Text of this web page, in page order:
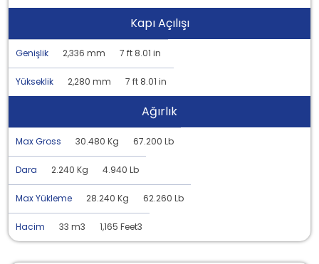
Kapı Açılışı
Genişlik 2,336 mm 7 ft 8.01 in
Yükseklik 2,280 mm 7 ft 8.01 in
Ağırlık
Max Gross 30.480 Kg 67.200 Lb
Dara 2.240 Kg 4.940 Lb
Max Yükleme 28.240 Kg 62.260 Lb
Hacim 33 m3 1,165 Feet3